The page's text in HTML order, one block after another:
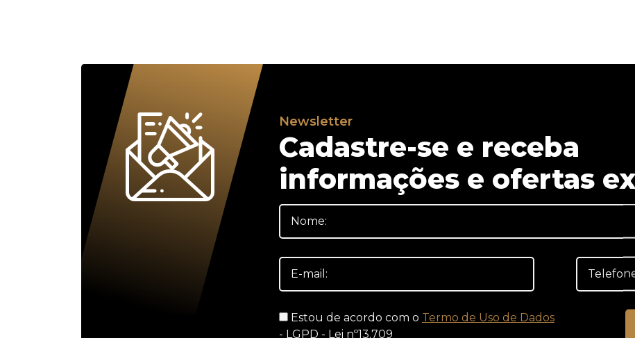
Newsletter
Cadastre-se e receba
informações e ofertas
Estou de acordo com o Termo de Uso de Dados
- LGPD - Lei nº13.709